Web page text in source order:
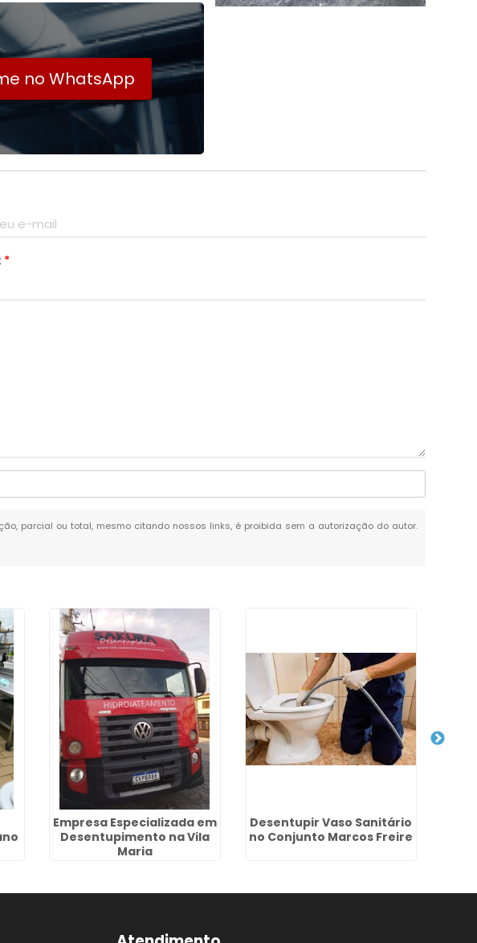
no WhatsApp
*
parcial ou total, mesmo citando nossos links, é proibida sem a autorização do autor.
Empresa Especializada em
Desentupimento na Vila
Maria
Desentupir Vaso Sanitário
no Conjunto Marcos Freire